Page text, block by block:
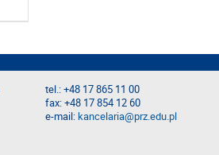
tel.: +48 17 865 11 00
fax: +48 17 854 12 60
e-mail:kancelaria@prz.edu.pl